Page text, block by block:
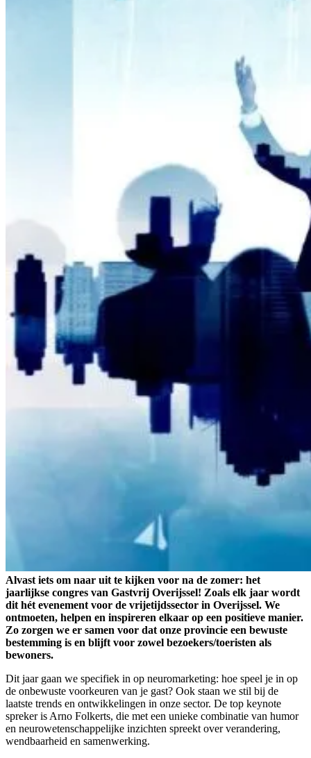
Alvast iets om naar uit te kijken voor na de zomer: het
jaarlijkse congres van Gastvrij Overijssel! Zoals elk jaar wordt
dit hét evenement voor de vrijetijdssector in Overijssel. We
ontmoeten, helpen en inspireren elkaar op een positieve manier.
Zo zorgen we er samen voor dat onze provincie een bewuste
bestemming is en blijft voor zowel bezoekers/toeristen als
bewoners.
Dit jaar gaan we specifiek in op neuromarketing: hoe speel je in op
de onbewuste voorkeuren van je gast? Ook staan we stil bij de
laatste trends en ontwikkelingen in onze sector. De top keynote
spreker is Arno Folkerts, die met een unieke combinatie van humor
en neurowetenschappelijke inzichten spreekt over verandering,
wendbaarheid en samenwerking.